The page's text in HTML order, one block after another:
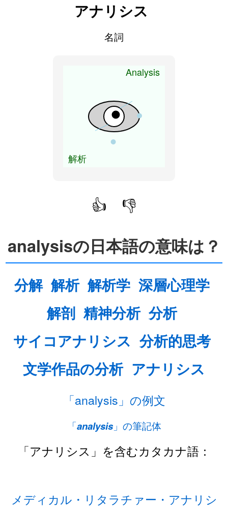
アナリシス
名詞
解析
Analysis
👍 👎
analysisの日本語の意味は？
分解 解析 解析学 深層心理学
解剖 精神分析 分析
サイコアナリシス 分析的思考
文学作品の分析 アナリシス
「analysis」の例文
「analysis」の筆記体
「アナリシス」を含むカタカナ語：
メディカル・リタラチァー・アナリシ